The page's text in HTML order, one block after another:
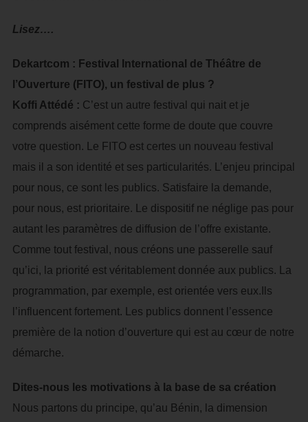
Lisez….
Dekartcom : Festival International de Théâtre de
l’Ouverture (FITO), un festival de plus ?
Koffi Attédé : C’est un autre festival qui nait et je
comprends aisément cette forme de doute que couvre
votre question. Le FITO est certes un nouveau festival
mais il a son identité et ses particularités. L’enjeu principal
pour nous, ce sont les publics. Satisfaire la demande,
pour nous, est prioritaire. Le dispositif ne néglige pas pour
autant les paramètres de diffusion de l’offre existante.
Comme tout festival, nous créons une passerelle sauf
qu’ici, la priorité est véritablement donnée aux publics. La
programmation, par exemple, est orientée vers eux.Ils
l’influencent fortement. Les publics donnent l’essence
première de la notion d’ouverture qui est au cœur de notre
démarche.
Dites-nous les motivations à la base de sa création
Nous partons du principe, qu’au Bénin, la dimension